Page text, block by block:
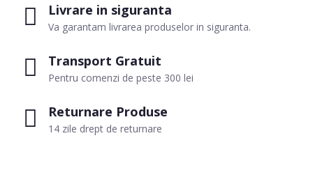
Livrare in siguranta
Va garantam livrarea produselor in siguranta.
Transport Gratuit
Pentru comenzi de peste 300 lei
Returnare Produse
14 zile drept de returnare